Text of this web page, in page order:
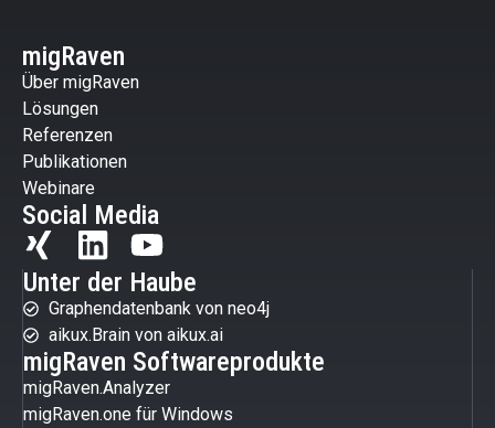
migRaven
Über migRaven
Lösungen
Referenzen
Publikationen
Webinare
Social Media
Unter der Haube
Graphendatenbank von neo4j
aikux.Brain von aikux.ai
migRaven Softwareprodukte
migRaven.Analyzer
migRaven.one für Windows